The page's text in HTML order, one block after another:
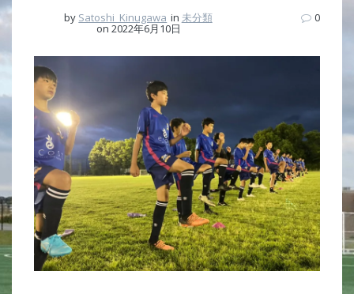
by Satoshi_Kinugawa in 未分類
on 2022年6月10日
0